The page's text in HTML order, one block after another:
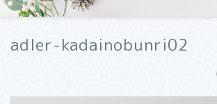
adler-kadainobunri02